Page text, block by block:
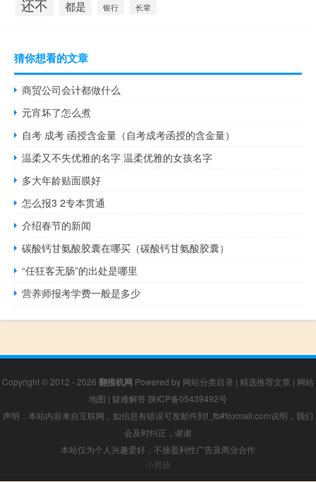
还不 都是 银行 长辈
猜你想看的文章
商贸公司会计都做什么
元宵坏了怎么煮
自考 成考 函授含金量（自考成考函授的含金量）
温柔又不失优雅的名字 温柔优雅的女孩名字
多大年龄贴面膜好
怎么报3 2专本贯通
介绍春节的新闻
碳酸钙甘氨酸胶囊在哪买（碳酸钙甘氨酸胶囊）
“任狂客无肠”的出处是哪里
营养师报考学费一般是多少
Copyright © 2012 - 2026 翻推机网 Powered by 网站分类目录 | 精选推荐文章 | 网站
地图 | 疑难解答 陕ICP备05439492号
声明：本站内容来自互联网，如信息有错误可发邮件到f_fb#foxmail.com说明，我们
会及时纠正，谢谢
本站仅为个人兴趣爱好，不接盈利性广告及商业合作
小男孩